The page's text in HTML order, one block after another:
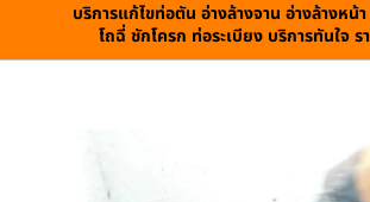
บริการแก้ไขท่อตัน อ่างล้างจาน อ่างล้างหน้
โถฉี่ ชักโครก ท่อระเบียง บริการทันใจ ร